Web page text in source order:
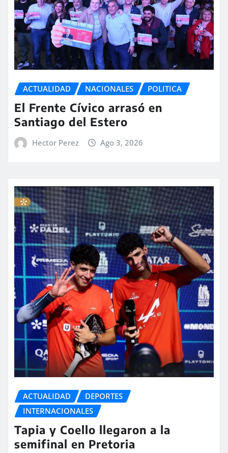
ACTUALIDAD NACIONALES POLITICA
El Frente Cívico arrasó en
Santiago del Estero
Hector Perez Ago 3, 2026
ACTUALIDAD
DEPORTES
INTERNACIONALES
Tapia y Coello llegaron a la
semifinal en Pretoria